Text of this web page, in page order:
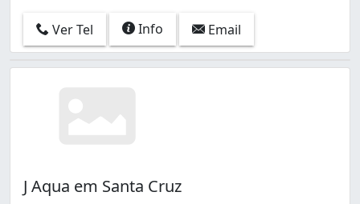
Ver Tel Info Email
J Aqua em Santa Cruz